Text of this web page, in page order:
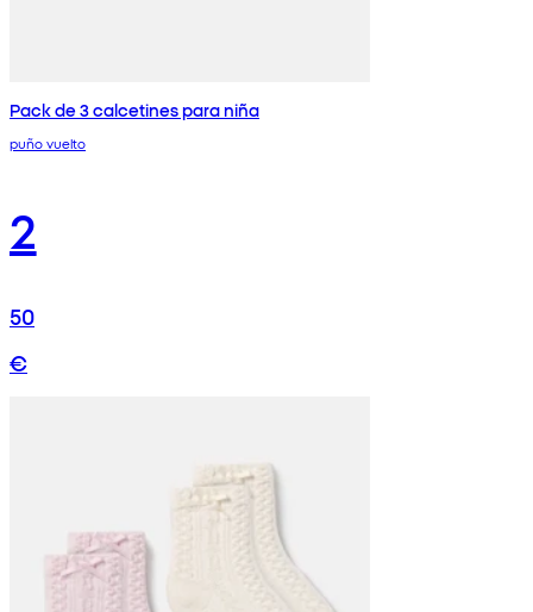
Pack de 3 calcetines para niña
puño vuelto
2
50
€